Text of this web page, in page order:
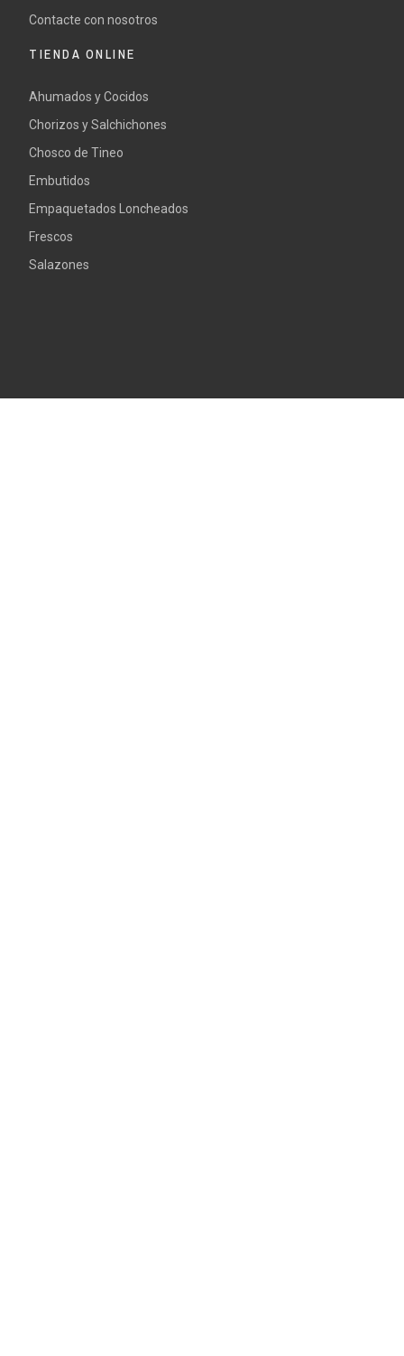
Contacte con nosotros
TIENDA ONLINE
Ahumados y Cocidos
Chorizos y Salchichones
Chosco de Tineo
Embutidos
Empaquetados Loncheados
Frescos
Salazones